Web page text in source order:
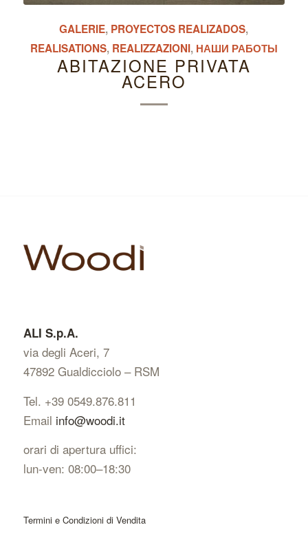
GALERIE, PROYECTOS REALIZADOS,
REALISATIONS, REALIZZAZIONI, НАШИ РАБОТЫ
ABITAZIONE PRIVATA
ACERO
ALI S.p.A.
via degli Aceri, 7
47892 Gualdicciolo – RSM
Tel. +39 0549.876.811
Email info@woodi.it
orari di apertura uffici:
lun-ven: 08:00–18:30
Termini e Condizioni di Vendita